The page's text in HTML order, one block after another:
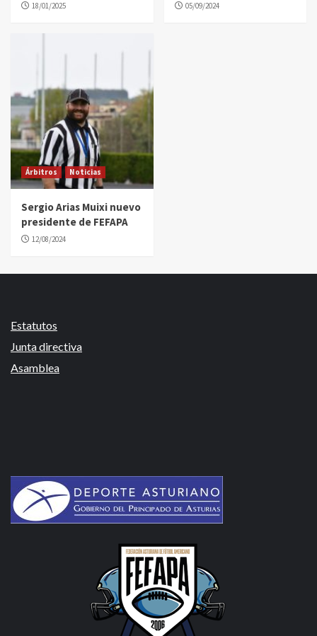
18/01/2025 05/09/2024
Árbitros Noticias
Sergio Arias Muixi nuevo
presidente de FEFAPA
12/08/2024
Estatutos
Junta directiva
Asamblea